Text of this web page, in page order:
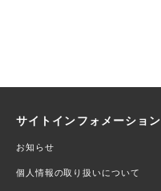
サイトインフォメーション
お知らせ
個人情報の取り扱いについて